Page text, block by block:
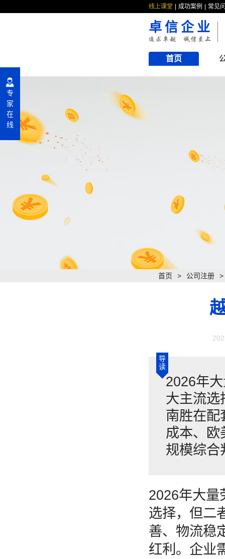
线上课堂 成功案例 常见
卓信企业
首页
首页 > 公司注册 >
导
读
​2026年
大主流选
南胜在配
成本、欧
规模综合
2026年大量
选择，但二
善、物流稳
红利。企业
专
家
在
线